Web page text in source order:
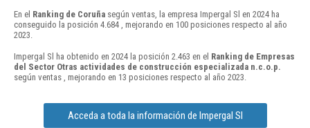
En el Ranking de Coruña según ventas, la empresa Impergal Sl en 2024 ha
conseguido la posición 4.684 , mejorando en 100 posiciones respecto al año
2023.
Impergal Sl ha obtenido en 2024 la posición 2.463 en el Ranking de Empresas
del Sector Otras actividades de construcción especializada n.c.o.p.
según ventas , mejorando en 13 posiciones respecto al año 2023.
Acceda a toda la información de Impergal Sl